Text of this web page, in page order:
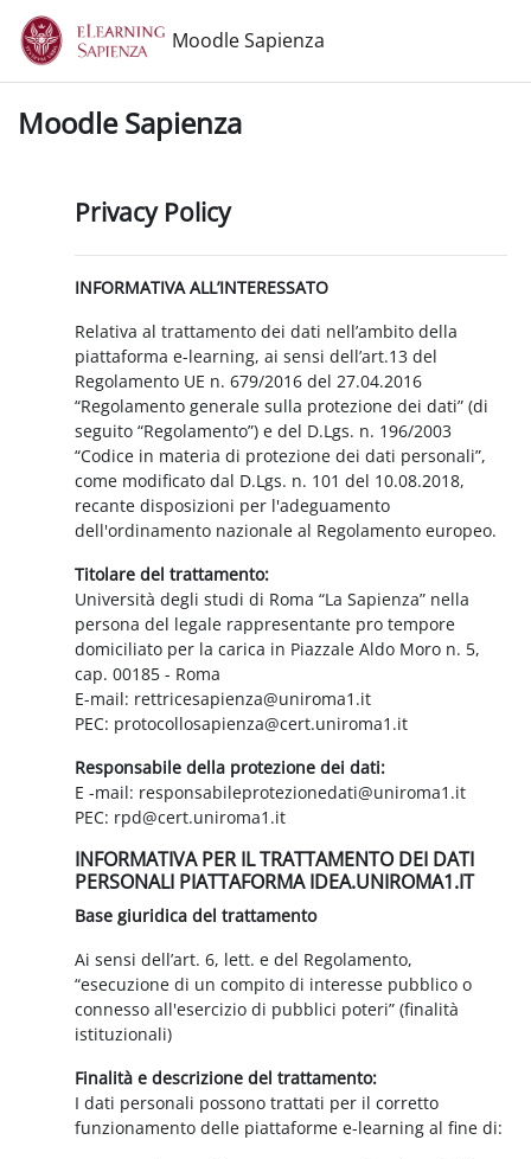
Vai al contenuto principale
Moodle Sapienza
Moodle Sapienza
Privacy Policy
INFORMATIVA ALL’INTERESSATO
Relativa al trattamento dei dati nell’ambito della
piattaforma e-learning, ai sensi dell’art.13 del
Regolamento UE n. 679/2016 del 27.04.2016
“Regolamento generale sulla protezione dei dati” (di
seguito “Regolamento”) e del D.Lgs. n. 196/2003
“Codice in materia di protezione dei dati personali”,
come modificato dal D.Lgs. n. 101 del 10.08.2018,
recante disposizioni per l'adeguamento
dell'ordinamento nazionale al Regolamento europeo.
Titolare del trattamento:
Università degli studi di Roma “La Sapienza” nella
persona del legale rappresentante pro tempore
domiciliato per la carica in Piazzale Aldo Moro n. 5,
cap. 00185 - Roma
E-mail: rettricesapienza@uniroma1.it
PEC: protocollosapienza@cert.uniroma1.it
Responsabile della protezione dei dati:
E -mail: responsabileprotezionedati@uniroma1.it
PEC: rpd@cert.uniroma1.it
INFORMATIVA PER IL TRATTAMENTO DEI DATI
PERSONALI PIATTAFORMA IDEA.UNIROMA1.IT
Base giuridica del trattamento
Ai sensi dell’art. 6, lett. e del Regolamento,
“esecuzione di un compito di interesse pubblico o
connesso all'esercizio di pubblici poteri” (finalità
istituzionali)
Finalità e descrizione del trattamento:
I dati personali possono trattati per il corretto
funzionamento delle piattaforme e-learning al fine di: